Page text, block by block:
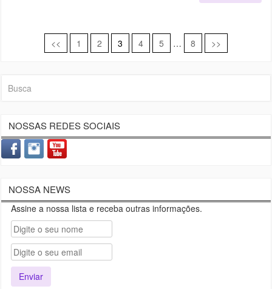
Navegação
<< 1 2 3 4 5 … 8 >>
NOSSAS REDES SOCIAIS
NOSSA NEWS
Assine a nossa lista e receba outras informações.